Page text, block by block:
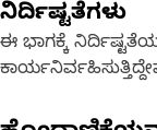
ನಿರ್ದಿಷ್ಟತೆಗಳು
ಈ ಭಾಗಕ್ಕೆ